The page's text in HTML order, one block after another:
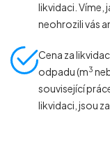
likvidaci. Víme,
neohrozili vás
Cena za
odpadu (m3
související
likvidaci, jsou